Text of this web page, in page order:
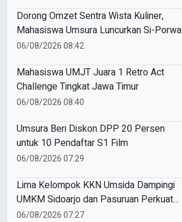
Dorong Omzet Sentra Wista Kuliner,
Mahasiswa Umsura Luncurkan Si-Porwa
06/08/2026 08:42
Mahasiswa UMJT Juara 1 Retro Act
Challenge Tingkat Jawa Timur
06/08/2026 08:40
Umsura Beri Diskon DPP 20 Persen
untuk 10 Pendaftar S1 Film
06/08/2026 07:29
Lima Kelompok KKN Umsida Dampingi
UMKM Sidoarjo dan Pasuruan Perkuat
Legalitas hingga Pemasaran Digital
06/08/2026 07:27